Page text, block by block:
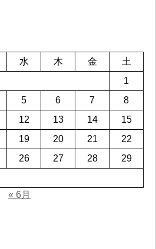
水 木 金
土
1
5 6 7
8
12 13 14
15
19 20 21
22
26 27 28
29
« 6月